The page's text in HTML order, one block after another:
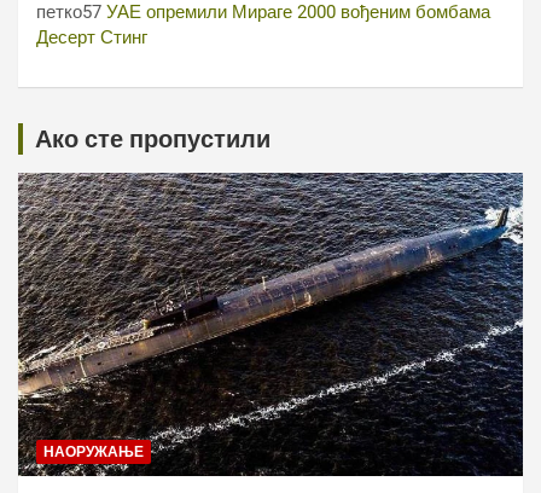
петко57 УАЕ опремили Мираге 2000 вођеним бомбама
Десерт Стинг
Ако сте пропустили
НАОРУЖАЊЕ